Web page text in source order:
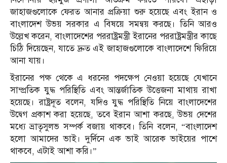
জাহাজগুলোকে ফেরত আনার প্রক্রিয়া শুরু হয়েছে এবং ইরান ও
বাংলাদেশ উভয় সরকার এ বিষয়ে সমন্বয় করছে। তিনি আরও
উল্লেখ করেন, বাংলাদেশের পররাষ্ট্রমন্ত্রী ইরানের পররাষ্ট্রমন্ত্রীর কাছে
চিঠি দিয়েছেন, যাতে দ্রুত এই জাহাজগুলোকে বাংলাদেশে ফিরিয়ে
আনা যায়।
ইরানের পক্ষ থেকে এ ধরনের পদক্ষেপ নেওয়া হয়েছে যেখানে
সাম্প্রতিক যুদ্ধ পরিস্থিতি এবং আন্তর্জাতিক উত্তেজনা মাথায় রাখা
হয়েছে। রাষ্ট্রদূত বলেন, যদিও যুদ্ধ পরিস্থিতি নিয়ে বাংলাদেশের
উদ্বেগ প্রকাশ করা হয়েছে, তবে ইরান আশা করছে, উভয় দেশের
মধ্যে ভ্রাতৃসুলভ সম্পর্ক বজায় থাকবে। তিনি বলেন, “বাংলাদেশ
হলো আমাদের ভাই। দুর্দিনে এক ভাই আরেক ভাইয়ের পাশে
থাকবে, এটাই আশা করি।”